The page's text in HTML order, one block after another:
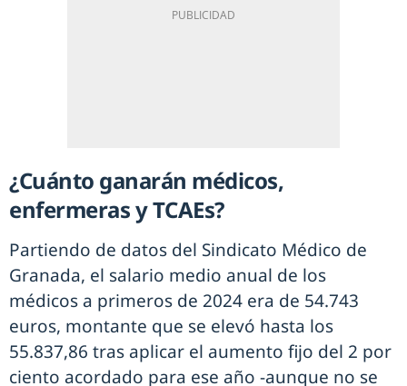
¿Cuánto ganarán médicos,
enfermeras y TCAEs?
Partiendo de datos del Sindicato Médico de
Granada, el salario medio anual de los
médicos a primeros de 2024 era de 54.743
euros, montante que se elevó hasta los
55.837,86 tras aplicar el aumento fijo del 2 por
ciento acordado para ese año -aunque no se